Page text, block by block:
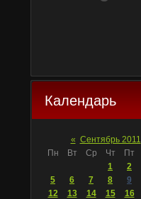
Календарь
« Сентябрь 2011
Пн
Вт Ср Чт Пт
1
2
5
6 7 8 9
12
13 14 15 16